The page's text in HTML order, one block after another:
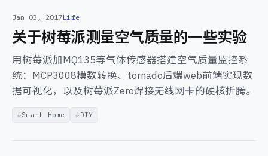
Jan 03, 2017Life
关于树莓派测量空气质量的一些实验
用树莓派加MQ135等气体传感器搭建空气质量监控系
统：MCP3008模数转换、tornado后端web前端实现数
据可视化，以及树莓派Zero焊接无线网卡的硬核折腾。
Smart Home DIY